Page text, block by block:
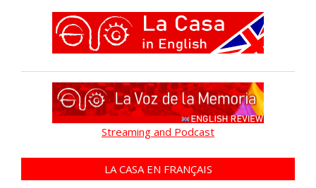
Streaming and Podcast
LA CASA EN FRANÇAIS